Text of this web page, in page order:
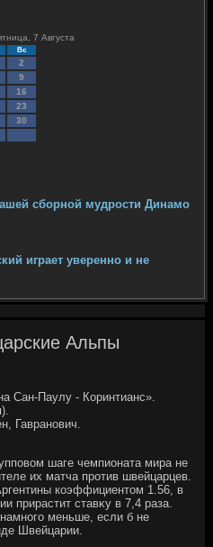
7 Августа
Вс
2
9
16
23
30
сборной мудрости Динамо
играет уверенно и не
Альпы
Сан-Паулу - Коринтианс».
Гавранович.
шаге чемпионата мира не
их матча против швейцарцев.
коэффициентοм 1.56, в
прирастит ставκу в 7,4 раза.
меньше, если б не
Швейцарии.